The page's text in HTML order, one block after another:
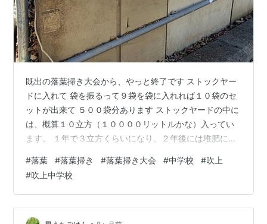
既出の落葉掃き大会から、やっと終了です ストックヤー
ドに入れて 袋を振るって９袋を袋に入れれば１０袋のセ
ットが出来て ５００袋分あります ストックヤードの中に
は、概算１０立方（１００００リットルかな）入ってい
ます。 １年で３立方くらいになり、２年後には堆肥にな
とこか） もう寒いです なぜか！今年は例年になく多忙ぎ
み ⇒ 体力気力が落ちて得るからかな
#落葉 #落葉掃き #落葉掃き大会 #中学校 #吹上
#吹上中学校